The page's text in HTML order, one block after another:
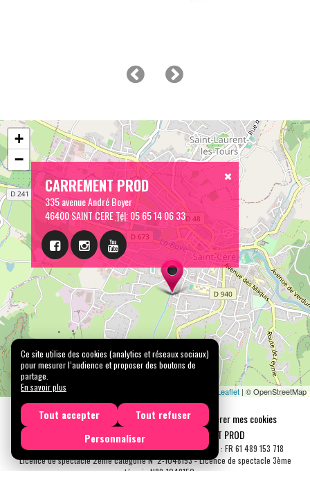
CARREMENT PROD
335 avenue André Boyer
46400 SAINT CERETél:05 65 14 06 33
+
−
Leaflet | © OpenStreetMap
Mentions légales Confidentialité
Gérer mes cookies
Tous droits réservés © 2026 |
CARREMENT PROD
N° SIRET : 489 153 718 00031 - APE : 9001 Z - N° TVA Int. : FR 61 489 153 718
Licence de spectacle 2ème catégorie N°2-1048153 - Licence de spectacle 3ème
catégorie N°3-1048152
Ce site utilise des cookies (analytics et réseaux sociaux)
pour mesurer l’audience et proposer des boutons de
partage.
En savoir plus
Tout accepter
Tout refuser
Personnaliser